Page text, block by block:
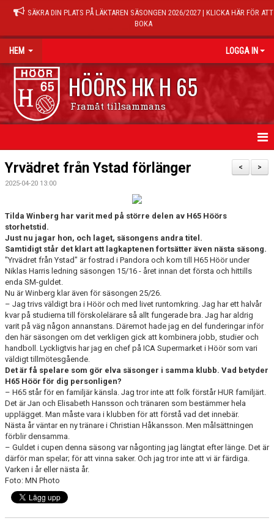
SÄKRA DIN PLATS PÅ LÄKTAREN SÄSONGEN 2026/2027 | KLICKA HÄR FÖR ATT
BOKA
HEM LOGGA IN
HÖÖRS HK H 65
Framåt tillsammans
HEM
NYHETER
KALENDER
MATCHER
TRÄNINGSTIDER
MEDLEMSAVGIFTER 2026/2027
USM
HANDBOLLSAKADEMIN
JL FYSIOCENTER
IDROTTSFÖRSÄKRINGAR
>
<
Yrvädret från Ystad förlänger
2025-04-20 13:00
Tilda Winberg har varit med på större delen av H65 Höörs
storhetstid.
Just nu jagar hon, och laget, säsongens andra titel.
Samtidigt står det klart att lagkaptenen fortsätter även nästa säsong.
"Yrvädret från Ystad" är fostrad i Pandora och kom till H65 Höör under
Niklas Harris ledning säsongen 15/16 - året innan det första och hittills
enda SM-guldet.
Nu är Winberg klar även för säsongen 25/26.
– Jag trivs väldigt bra i Höör och med livet runtomkring. Jag har ett halvår
kvar på studierna till förskolelärare så allt fungerade bra. Jag har aldrig
varit på väg någon annanstans. Däremot hade jag en del funderingar inför
den här säsongen om det verkligen gick att kombinera jobb, studier och
handboll. Lyckligtvis har jag en chef på ICA Supermarket i Höör som vari
väldigt tillmötesgående.
Det är få spelare som gör elva säsonger i samma klubb. Vad betyder
H65 Höör för dig personligen?
– H65 står för en familjär känsla. Jag tror inte att folk förstår HUR familjärt.
Det är Jan och Elisabeth Hansson och tränaren som bestämmer hela
upplägget. Man måste vara i klubben för att förstå vad det innebär.
Nästa år väntar en ny tränare i Christian Håkansson. Men målsättningen
förblir densamma.
– Guldet i cupen denna säsong var någonting jag längtat efter länge. Det är
därför man spelar; för att vinna saker. Och jag tror inte att vi är färdiga.
Varken i år eller nästa år.
Foto: MN Photo